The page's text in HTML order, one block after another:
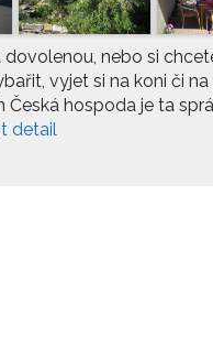
dovolenou, nebo si
vyjet si na koni či na
Česká hospoda je ta
detail